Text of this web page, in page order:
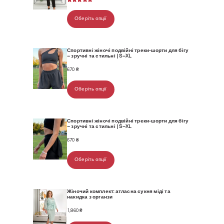
590 ₴.
5.00
на основі
опитування
Оберіть опції
Спортивні жіночі подвійні треки-шорти для бігу
– зручні та стильні | S–XL
670 ₴
Оберіть опції
Спортивні жіночі подвійні треки-шорти для бігу
– зручні та стильні | S–XL
670 ₴
Оберіть опції
Жіночий комплект: атласна сукня міді та
накидка з органзи
1,860₴